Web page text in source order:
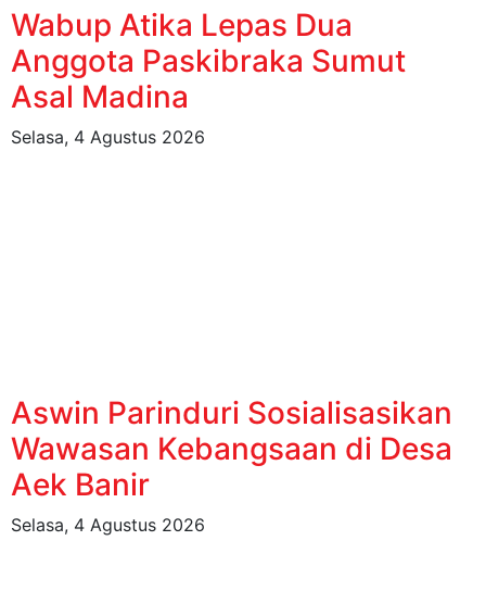
Wabup Atika Lepas Dua
Anggota Paskibraka Sumut
Asal Madina
Selasa, 4 Agustus 2026
Aswin Parinduri Sosialisasikan
Wawasan Kebangsaan di Desa
Aek Banir
Selasa, 4 Agustus 2026